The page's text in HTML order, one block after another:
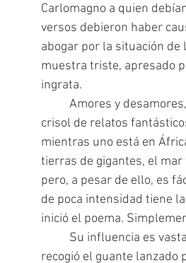
Carlomagno a quien
versos debieron haber
abogar por la situación de
muestra triste, apresado
ingrata.
crisol de relatos
mientras uno está en
tierras de gigantes, el
pero, a pesar de ello, es
de poca intensidad tiene
inició el poema.
Su influencia es
recogió el guante lanzado